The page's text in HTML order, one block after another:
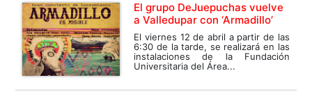
El grupo DeJuepuchas vuelve
a Valledupar con ‘Armadillo’
El viernes 12 de abril a partir de las
6:30 de la tarde, se realizará en las
instalaciones de la Fundación
Universitaria del Área...